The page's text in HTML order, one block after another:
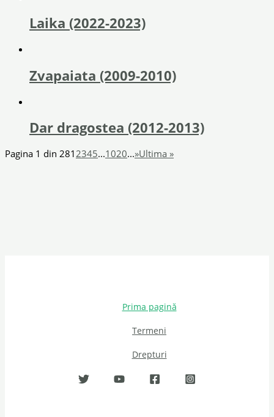
Laika (2022-2023)
Zvapaiata (2009-2010)
Dar dragostea (2012-2013)
Pagina 1 din 281 2345...1020...»Ultima »
Prima pagină
Termeni
Drepturi